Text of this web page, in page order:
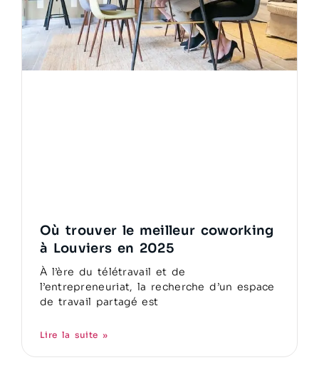
Où trouver le meilleur coworking
à Louviers en 2025
À l’ère du télétravail et de
l’entrepreneuriat, la recherche d’un espace
de travail partagé est
Lire la suite »